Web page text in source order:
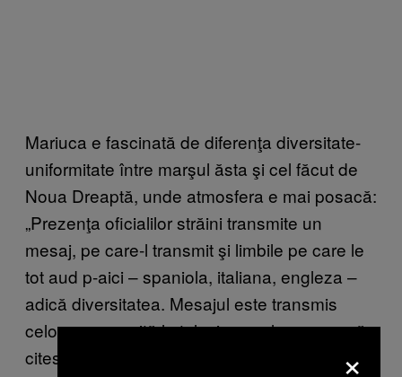
Mariuca e fascinată de diferenţa diversitate-
uniformitate între marşul ăsta şi cel făcut de
Noua Dreaptă, unde atmosfera e mai posacă:
„Prezenţa oficialilor străini transmite un
mesaj, pe care-l transmit şi limbile pe care le
tot aud p-aici – spaniola, italiana, engleza –
adică diversitatea. Mesajul este transmis
celor care se uită la televizor, celor care o să
citescă VICE şi alte reviste, că nu suntem o
×